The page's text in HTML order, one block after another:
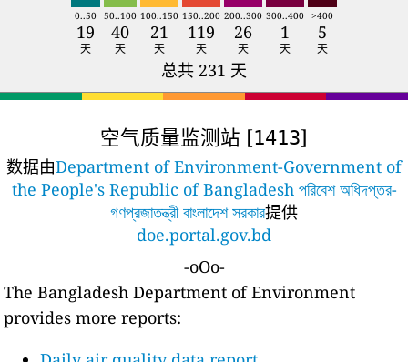
0..50 50..100 100..150 150..200 200..300 300..400 >400
19 40 21 119 26 1 5
天 天 天 天 天 天 天
总共 231 天
空气质量监测站 [1413]
数据由Department of Environment-Government of
the People's Republic of Bangladesh পরিবেশ অধিদপ্তর-
গণপ্রজাতন্ত্রী বাংলাদেশ সরকার提供
doe.portal.gov.bd
-oOo-
The Bangladesh Department of Environment
provides more reports: